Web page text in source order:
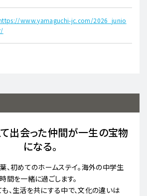
www.yamaguchi-jc.com/2026_junio
出会った仲間が一生の宝物
になる。
、初めてのホームステイ。海外の中学生
間を一緒に過ごします。
、生活を共にする中で、文化の違いは